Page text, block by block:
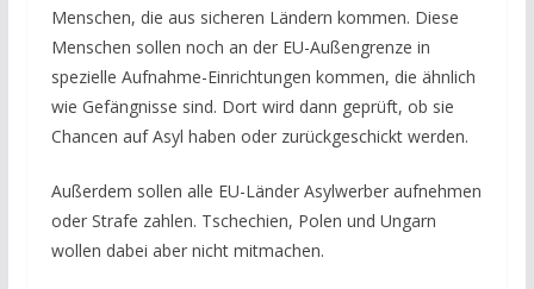
Menschen, die aus sicheren Ländern kommen. Diese
Menschen sollen noch an der EU-Außengrenze in
spezielle Aufnahme-Einrichtungen kommen, die ähnlich
wie Gefängnisse sind. Dort wird dann geprüft, ob sie
Chancen auf Asyl haben oder zurückgeschickt werden.
Außerdem sollen alle EU-Länder Asylwerber aufnehmen
oder Strafe zahlen. Tschechien, Polen und Ungarn
wollen dabei aber nicht mitmachen.